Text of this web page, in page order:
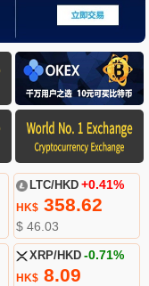
LTC/HKD +0.41%
HK$358.62
$ 46.03
XRP/HKD -0.71%
HK$8.09